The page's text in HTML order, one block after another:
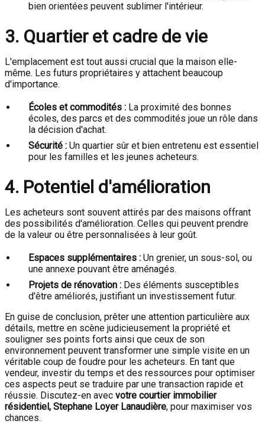
bien orientées peuvent sublimer l'intérieur.
3. Quartier et cadre de vie
L'emplacement est tout aussi crucial que la maison elle-
même. Les futurs propriétaires y attachent beaucoup
d'importance.
Écoles et commodités : La proximité des bonnes
écoles, des parcs et des commodités joue un rôle dans
la décision d'achat.
Sécurité : Un quartier sûr et bien entretenu est essentiel
pour les familles et les jeunes acheteurs.
4. Potentiel d'amélioration
Les acheteurs sont souvent attirés par des maisons offrant
des possibilités d'amélioration. Celles qui peuvent prendre
de la valeur ou être personnalisées à leur goût.
Espaces supplémentaires : Un grenier, un sous-sol, ou
une annexe pouvant être aménagés.
Projets de rénovation : Des éléments susceptibles
d'être améliorés, justifiant un investissement futur.
En guise de conclusion, prêter une attention particulière aux
détails, mettre en scène judicieusement la propriété et
souligner ses points forts ainsi que ceux de son
environnement peuvent transformer une simple visite en un
véritable coup de foudre pour les acheteurs. En tant que
vendeur, investir du temps et des ressources pour optimiser
ces aspects peut se traduire par une transaction rapide et
réussie. Discutez-en avec votre courtier immobilier
résidentiel, Stephane Loyer Lanaudière, pour maximiser vos
chances.